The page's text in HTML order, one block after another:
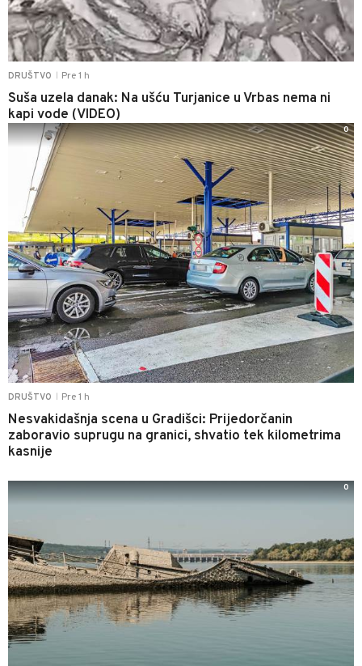
DRUŠTVO Pre 1 h
Suša uzela danak: Na ušću Turjanice u Vrbas nema ni
kapi vode (VIDEO)
DRUŠTVO Pre 1 h
Nesvakidašnja scena u Gradišci: Prijedorčanin
zaboravio suprugu na granici, shvatio tek kilometrima
kasnije
0
0